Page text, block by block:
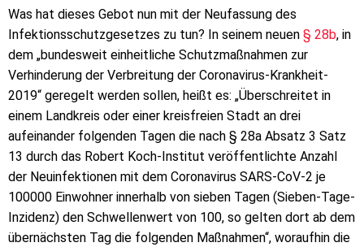
Was hat dieses Gebot nun mit der Neufassung des
Infektionsschutzgesetzes zu tun? In seinem neuen § 28b, in
dem „bundesweit einheitliche Schutzmaßnahmen zur
Verhinderung der Verbreitung der Coronavirus-Krankheit-
2019“ geregelt werden sollen, heißt es: „Überschreitet in
einem Landkreis oder einer kreisfreien Stadt an drei
aufeinander folgenden Tagen die nach § 28a Absatz 3 Satz
13 durch das Robert Koch-Institut veröffentlichte Anzahl
der Neuinfektionen mit dem Coronavirus SARS-CoV-2 je
100000 Einwohner innerhalb von sieben Tagen (Sieben-Tage-
Inzidenz) den Schwellenwert von 100, so gelten dort ab dem
übernächsten Tag die folgenden Maßnahmen“, woraufhin die